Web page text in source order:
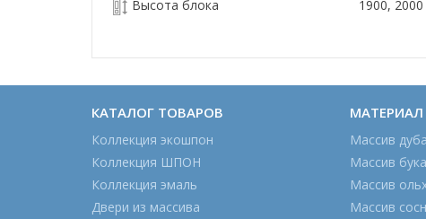
Высота блока 1900, 2000
КАТАЛОГ ТОВАРОВ
Коллекция экошпон
Коллекция ШПОН
Коллекция эмаль
Двери из массива
МАТЕРИАЛ
Массив дуба
Массив бука
Массив
Массив